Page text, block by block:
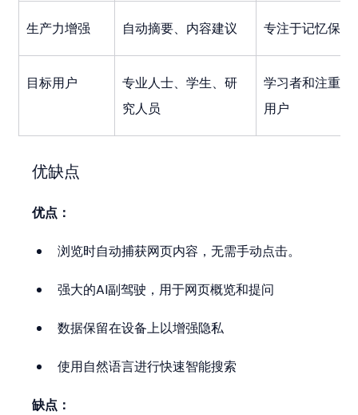
生产力增强 自动摘要、内容建议 专注于记忆保留
目标用户
专业人士、学生、研
究人员
学习者和注重记
用户
优缺点
优点：
浏览时自动捕获网页内容，无需手动点击。
强大的AI副驾驶，用于网页概览和提问
数据保留在设备上以增强隐私
使用自然语言进行快速智能搜索
缺点：